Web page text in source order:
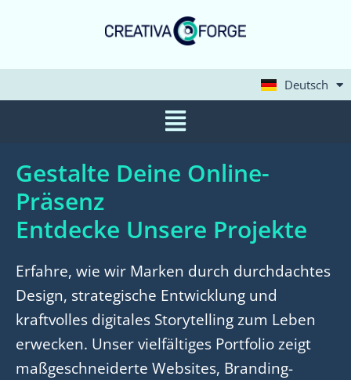
Deutsch
English
Gestalte Deine Online-
Präsenz
Entdecke Unsere Projekte
Erfahre, wie wir Marken durch durchdachtes
Design, strategische Entwicklung und
kraftvolles digitales Storytelling zum Leben
erwecken. Unser vielfältiges Portfolio zeigt
maßgeschneiderte Websites, Branding-